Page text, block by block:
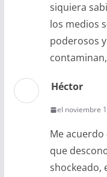
siquiera
los medios
poderosos
Héctor
el noviembre
Me
que
shockeado,